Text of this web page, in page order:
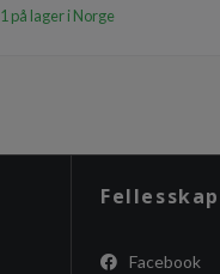
1 på lager i Norge
Fellesskap
Facebook